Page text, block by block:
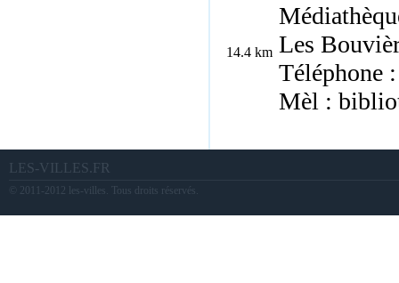
14.4 km Les
Téléphone
Mèl :
LES-VILLES.FR
© 2011-2012 les-villes. Tous droits réservés.